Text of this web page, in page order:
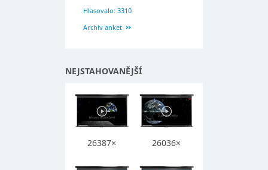
Hlasovalo: 3310
Archiv anket
NEJSTAHOVANĚJŠÍ
26387× 26036×